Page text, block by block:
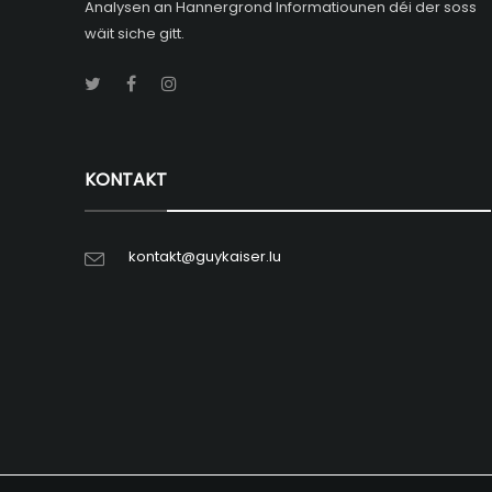
Analysen an Hannergrond Informatiounen déi der soss
wäit siche gitt.
KONTAKT
kontakt@guykaiser.lu